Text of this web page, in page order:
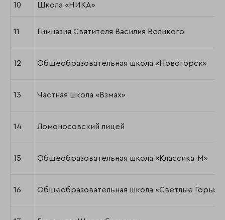
10 Школа «НИКА»
11 Гимназия Святителя Василия Великого
12 Общеобразовательная школа «Новогорск»
13 Частная школа «Взмах»
14 Ломоносовский лицей
15 Общеобразовательная школа «Классика-М»
16 Общеобразовательная школа «Светлые Горы»